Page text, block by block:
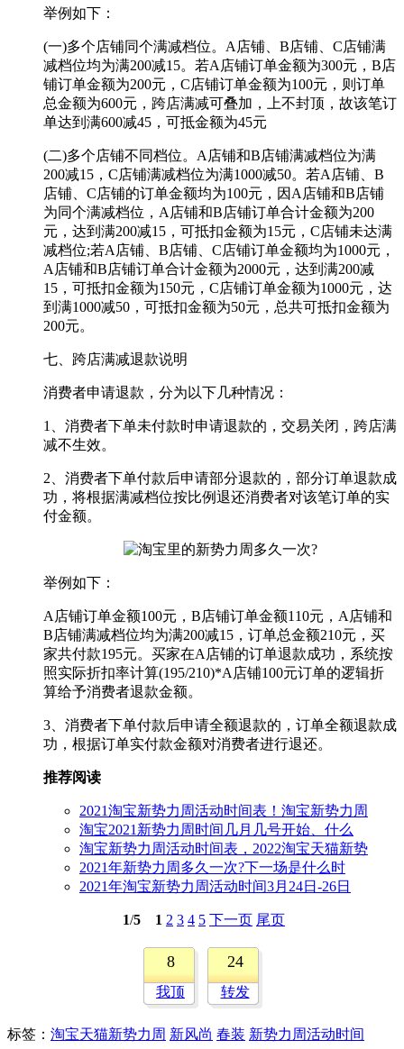
举例如下：
(一)多个店铺同个满减档位。A店铺、B店铺、C店铺满
减档位均为满200减15。若A店铺订单金额为300元，B店
铺订单金额为200元，C店铺订单金额为100元，则订单
总金额为600元，跨店满减可叠加，上不封顶，故该笔订
单达到满600减45，可抵金额为45元
(二)多个店铺不同档位。A店铺和B店铺满减档位为满
200减15，C店铺满减档位为满1000减50。若A店铺、B
店铺、C店铺的订单金额均为100元，因A店铺和B店铺
为同个满减档位，A店铺和B店铺订单合计金额为200
元，达到满200减15，可抵扣金额为15元，C店铺未达满
减档位;若A店铺、B店铺、C店铺订单金额均为1000元，
A店铺和B店铺订单合计金额为2000元，达到满200减
15，可抵扣金额为150元，C店铺订单金额为1000元，达
到满1000减50，可抵扣金额为50元，总共可抵扣金额为
200元。
七、跨店满减退款说明
消费者申请退款，分为以下几种情况：
1、消费者下单未付款时申请退款的，交易关闭，跨店满
减不生效。
2、消费者下单付款后申请部分退款的，部分订单退款成
功，将根据满减档位按比例退还消费者对该笔订单的实
付金额。
举例如下：
A店铺订单金额100元，B店铺订单金额110元，A店铺和
B店铺满减档位均为满200减15，订单总金额210元，买
家共付款195元。买家在A店铺的订单退款成功，系统按
照实际折扣率计算(195/210)*A店铺100元订单的逻辑折
算给予消费者退款金额。
3、消费者下单付款后申请全额退款的，订单全额退款成
功，根据订单实付款金额对消费者进行退还。
推荐阅读
2021淘宝新势力周活动时间表！淘宝新势力周
淘宝2021新势力周时间几月几号开始、什么
淘宝新势力周活动时间表，2022淘宝天猫新势
2021年新势力周多久一次?下一场是什么时
2021年淘宝新势力周活动时间3月24日-26日
1/5 1 2 3 4 5 下一页 尾页
8
我顶
24
转发
标签 ： 淘宝天猫新势力周 新风尚 春装 新势力周活动时间